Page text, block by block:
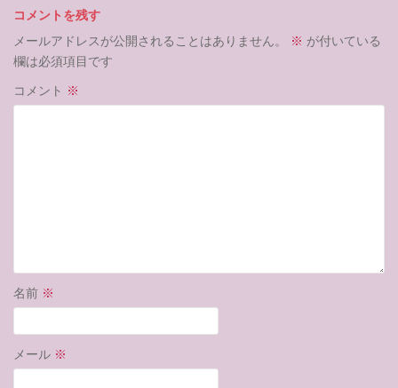
コメントを残す
メールアドレスが公開されることはありません。
※ が付いている
欄は必須項目です
コメント ※
名前 ※
メール ※